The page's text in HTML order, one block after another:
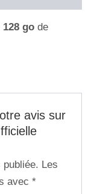
go de
avis sur
publiée. Les
avec*